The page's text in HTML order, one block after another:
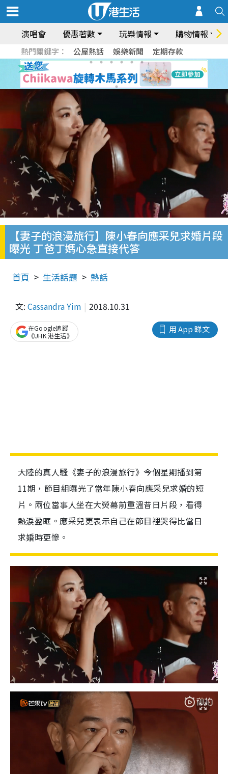
演唱會 優惠著數 玩樂情報 購物情報
熱門關鍵字： 公屋熱話 娛樂新聞 定期存款
【妻子的浪漫旅行】陳小春向應采兒求婚片段
曝光 丁爸丁媽心急直接代答
首頁 生活話題 熱話
文: Cassandra Yim 2018.10.31
用 App 睇文
在Google追蹤
《UHK 港生活》
大陸的真人騷《妻子的浪漫旅行》今個星期播到第
11期，節目組曝光了當年陳小春向應采兒求婚的短
片。兩位當事人坐在大熒幕前重溫昔日片段，看得
熱淚盈眶。應采兒更表示自己在節目裡哭得比當日
求婚時更慘。